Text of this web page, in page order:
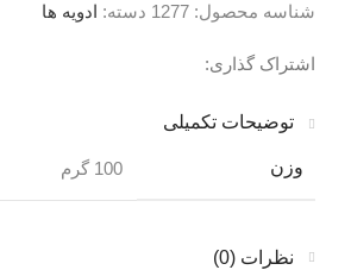
شناسه محصول: 1277 دسته: ادویه ها
اشتراک گذاری:
توضیحات تکمیلی
وزن 100 گرم
نظرات (0)